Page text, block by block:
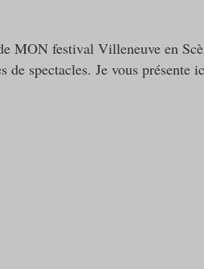
MON festival Villeneuve en
de spectacles. Je vous